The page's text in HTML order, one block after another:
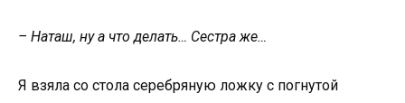
– Наташ, ну а что делать… Сестра же…
Я взяла со стола серебряную ложку с погнутой